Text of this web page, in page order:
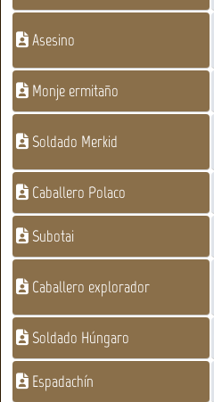
Asesino
Monje ermitaño
Soldado Merkid
Caballero Polaco
Subotai
Caballero explorador
Soldado Húngaro
Espadachín